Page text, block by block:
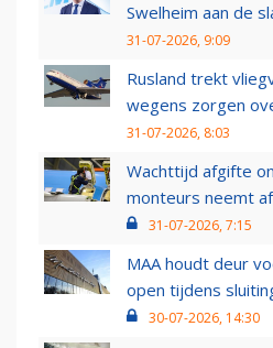
Swelheim aan de
31-07-2026, 9:09
Rusland trekt
wegens zorgen
31-07-2026, 8:03
Wachttijd afgifte
monteurs neemt
31-07-2026, 7:15
MAA houdt deur
open tijdens
30-07-2026, 14:30